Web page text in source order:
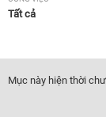
Tất cả
Tất cả
Mục này hiện thời